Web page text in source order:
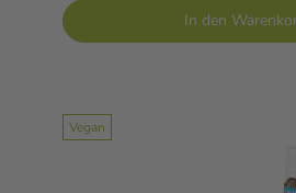
In den
Vegan